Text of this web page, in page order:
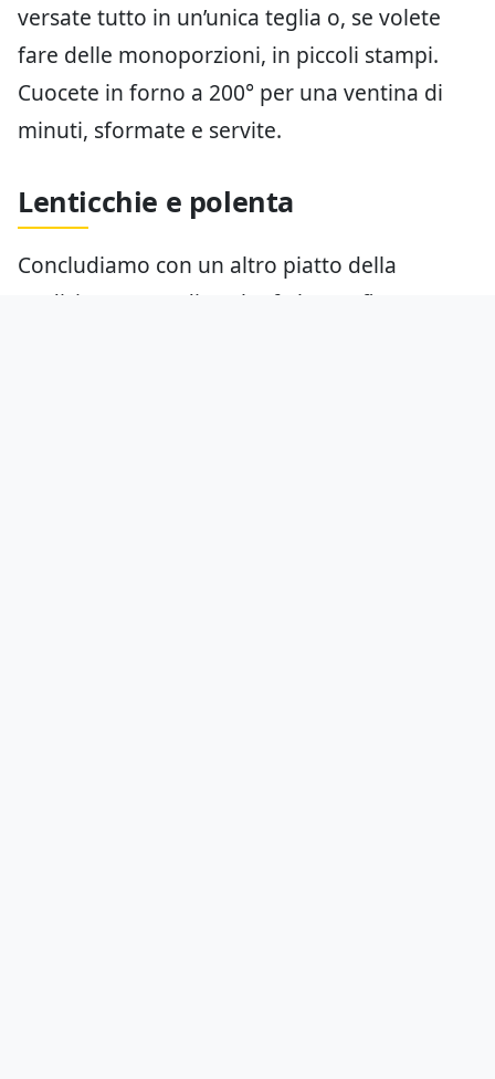
versate tutto in un’unica teglia o, se volete
fare delle monoporzioni, in piccoli stampi.
Cuocete in forno a 200° per una ventina di
minuti, sformate e servite.
Lenticchie e polenta
Concludiamo con un altro piatto della
tradizione contadina che fa la sua figura